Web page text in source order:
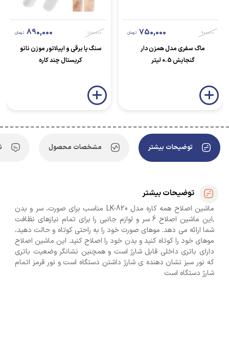
900,000
750,000 تومان
ماگ سفری مدل همزن دار
گنجایش 0.5 لیتر
1,100,000
890,000 تومان
سنگ پا برقی و اپیلاتور موزن نانو
کریستال چند کاره
توضیحات بیشتر مشخصات محصول
توضیحات بیشتر
ماشین اصلاح همه کاره مدل LK-820 مناسب برای صورت، سر و بدن
,این ماشین اصلاح 6 سر و لوازم جانبی را برای تمام نیازهای نظافت
شما ارائه می دهد. موهای صورت خود را به راحتی کوتاه و حالت دهید،
موهای خود را کوتاه کنید و بدن خود را اصلاح کنید. این ماشین اصلاح
دارای باتری داخلی قابل شارژ است و همچنین نشانگر وضعیت باتری
که نور سبز نشان دهنده ی شارژ داشتن دستگاه است و نور قرمز اتمام
شارژ دستگاه است